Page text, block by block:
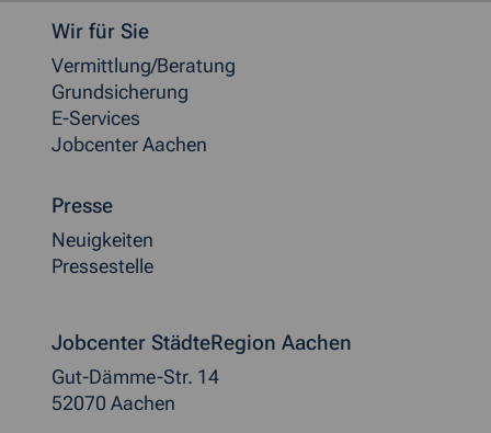
Weitere allgemeine Informationen
Wir für Sie
Vermittlung/Beratung
Grundsicherung
E-Services
Jobcenter Aachen
Presse
Neuigkeiten
Pressestelle
Jobcenter StädteRegion Aachen
Gut-Dämme-Str. 14
52070 Aachen